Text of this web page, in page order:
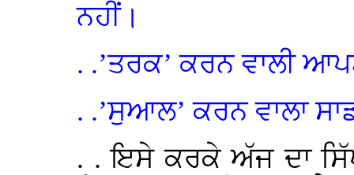
ਨਹੀਂ।
. .’ਤਰਕ’ ਕਰਨ ਵਾਲੀ
. .’ਸੁਆਲ’ ਕਰਨ ਵਾਲਾ
. . ਇਸੇ ਕਰਕੇ ਅੱਜ ਦਾ ਸਿੱਖ